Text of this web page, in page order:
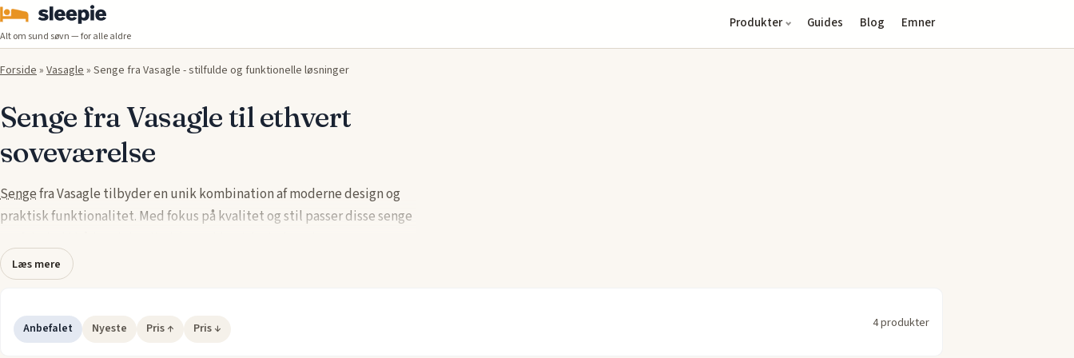
Alt om sund søvn — for alle aldre
Produkter Guides Blog Emner
Forside» Vasagle» Senge fra Vasagle - stilfulde og funktionelle løsninger
Senge fra Vasagle til ethvert
soveværelse
Sengefra Vasagle tilbyder en unik kombination af moderne design og
praktisk funktionalitet. Med fokus på kvalitet og stil passer disse senge
Materialerne er nøje udvalgt for at sikre holdbarhed og komfort, hvilket
funktionalitet i deres soveværelse.
Læs mere
Anbefalet Nyeste Pris ↑ Pris ↓ 4 produkter